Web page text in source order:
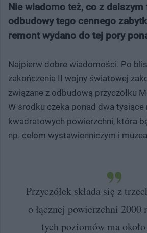
Nie wiadomo też, co z
odbudowy tego cennego
remont wydano do tej pory
Najpierw dobre wiadomości. Po
zakończenia II wojny światowej
związane z odbudową przyczółku
W środku czeka ponad dwa
kwadratowych powierzchni, która
np. celom wystawienniczym i
Przyczółek składa się z
o łącznej powierzchni 2000
tych poziomów ma